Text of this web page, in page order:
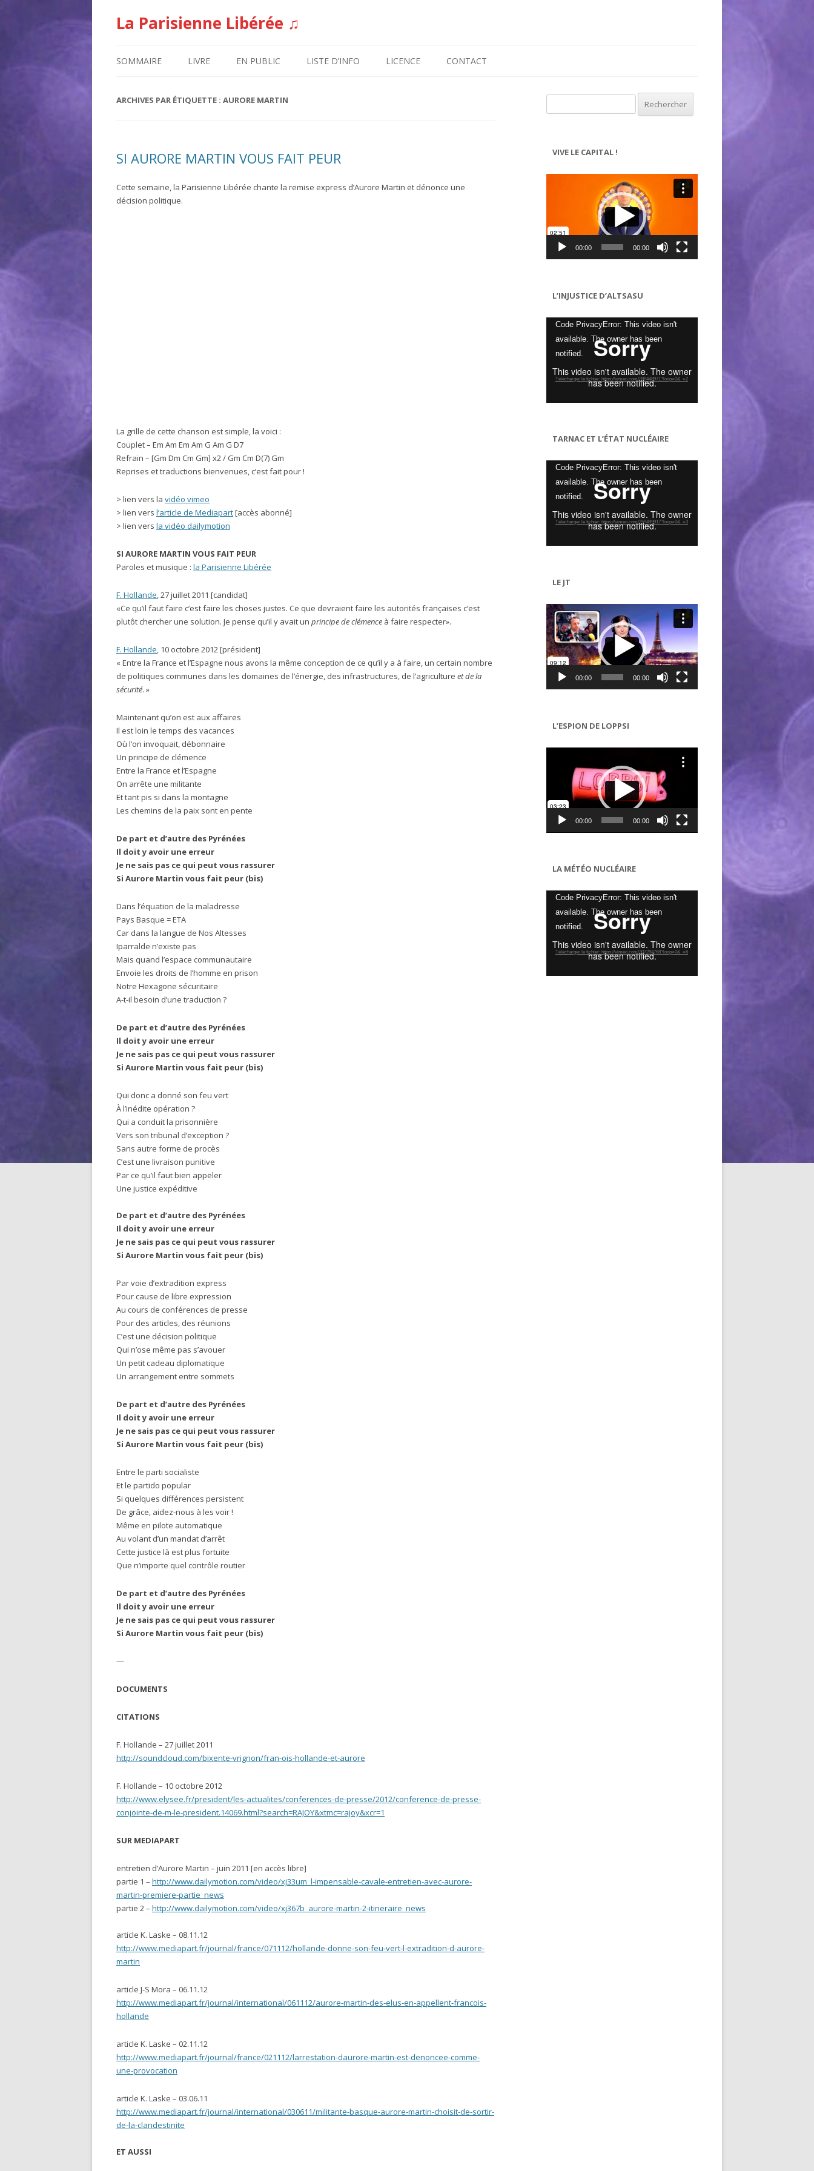
La Parisienne Libérée ♫
SOMMAIRE LIVRE EN PUBLIC LISTE D’INFO LICENCE CONTACT
ARCHIVES PAR ÉTIQUETTE : AURORE MARTIN
SI AURORE MARTIN VOUS FAIT PEUR
Cette semaine, la Parisienne Libérée chante la remise express d’Aurore Martin et dénonce une
décision politique.
La grille de cette chanson est simple, la voici :
Couplet – Em Am Em Am G Am G D7
Refrain – [Gm Dm Cm Gm] x2 / Gm Cm D(7) Gm
Reprises et traductions bienvenues, c’est fait pour !
> lien vers la vidéo vimeo
> lien vers l’article de Mediapart[accès abonné]
> lien vers la vidéo dailymotion
SI AURORE MARTIN VOUS FAIT PEUR
Paroles et musique : la Parisienne Libérée
F. Hollande, 27 juillet 2011 [candidat]
«Ce qu’il faut faire c’est faire les choses justes. Ce que devraient faire les autorités françaises c’est
plutôt chercher une solution. Je pense qu’il y avait un principe de clémence à faire respecter».
F. Hollande, 10 octobre 2012 [président]
« Entre la France et l’Espagne nous avons la même conception de ce qu’il y a à faire, un certain nombre
de politiques communes dans les domaines de l’énergie, des infrastructures, de l’agriculture et de la
sécurité. »
Maintenant qu’on est aux affaires
Il est loin le temps des vacances
Où l’on invoquait, débonnaire
Un principe de clémence
Entre la France et l’Espagne
On arrête une militante
Et tant pis si dans la montagne
Les chemins de la paix sont en pente
De part et d’autre des Pyrénées
Il doit y avoir une erreur
Je ne sais pas ce qui peut vous rassurer
Si Aurore Martin vous fait peur (bis)
Dans l’équation de la maladresse
Pays Basque = ETA
Car dans la langue de Nos Altesses
Iparralde n’existe pas
Mais quand l’espace communautaire
Envoie les droits de l’homme en prison
Notre Hexagone sécuritaire
A-t-il besoin d’une traduction ?
De part et d’autre des Pyrénées
Il doit y avoir une erreur
Je ne sais pas ce qui peut vous rassurer
Si Aurore Martin vous fait peur (bis)
Qui donc a donné son feu vert
À l’inédite opération ?
Qui a conduit la prisonnière
Vers son tribunal d’exception ?
Sans autre forme de procès
C’est une livraison punitive
Par ce qu’il faut bien appeler
Une justice expéditive
De part et d’autre des Pyrénées
Il doit y avoir une erreur
Je ne sais pas ce qui peut vous rassurer
Si Aurore Martin vous fait peur (bis)
Par voie d’extradition express
Pour cause de libre expression
Au cours de conférences de presse
Pour des articles, des réunions
C’est une décision politique
Qui n’ose même pas s’avouer
Un petit cadeau diplomatique
Un arrangement entre sommets
De part et d’autre des Pyrénées
Il doit y avoir une erreur
Je ne sais pas ce qui peut vous rassurer
Si Aurore Martin vous fait peur (bis)
Entre le parti socialiste
Et le partido popular
Si quelques différences persistent
De grâce, aidez-nous à les voir !
Même en pilote automatique
Au volant d’un mandat d’arrêt
Cette justice là est plus fortuite
Que n’importe quel contrôle routier
De part et d’autre des Pyrénées
Il doit y avoir une erreur
Je ne sais pas ce qui peut vous rassurer
Si Aurore Martin vous fait peur (bis)
—
DOCUMENTS
CITATIONS
F. Hollande – 27 juillet 2011
http://soundcloud.com/bixente-vrignon/fran-ois-hollande-et-aurore
F. Hollande – 10 octobre 2012
http://www.elysee.fr/president/les-actualites/conferences-de-presse/2012/conference-de-presse-
conjointe-de-m-le-president.14069.html?search=RAJOY&xtmc=rajoy&xcr=1
SUR MEDIAPART
entretien d’Aurore Martin – juin 2011 [en accès libre]
partie 1 – http://www.dailymotion.com/video/xj33um_l-impensable-cavale-entretien-avec-aurore-
martin-premiere-partie_news
partie 2 – http://www.dailymotion.com/video/xj367b_aurore-martin-2-itineraire_news
article K. Laske – 08.11.12
http://www.mediapart.fr/journal/france/071112/hollande-donne-son-feu-vert-l-extradition-d-aurore-
martin
article J-S Mora – 06.11.12
http://www.mediapart.fr/journal/international/061112/aurore-martin-des-elus-en-appellent-francois-
hollande
article K. Laske – 02.11.12
http://www.mediapart.fr/journal/france/021112/larrestation-daurore-martin-est-denoncee-comme-
une-provocation
article K. Laske – 03.06.11
http://www.mediapart.fr/journal/international/030611/militante-basque-aurore-martin-choisit-de-sortir-
de-la-clandestinite
ET AUSSI
VIVE LE CAPITAL !
Lecteur
00:00 00:00
L’INJUSTICE D’ALTSASU
Lecteur
vidéo
Code PrivacyError: This video isn't
available. The owner has been
notified.
Télécharger le fichier: https://vimeo.com/288448971?loop=0&_=2
TARNAC ET L’ÉTAT NUCLÉAIRE
Lecteur
vidéo
Code PrivacyError: This video isn't
available. The owner has been
notified.
Télécharger le fichier: https://vimeo.com/259499917?loop=0&_=3
LE JT
Lecteur
vidéo
00:00 00:00
L’ESPION DE LOPPSI
Lecteur
00:00 00:00
LA MÉTÉO NUCLÉAIRE
Lecteur
vidéo
Code PrivacyError: This video isn't
available. The owner has been
notified.
Télécharger le fichier: https://vimeo.com/307284768?loop=0&_=6